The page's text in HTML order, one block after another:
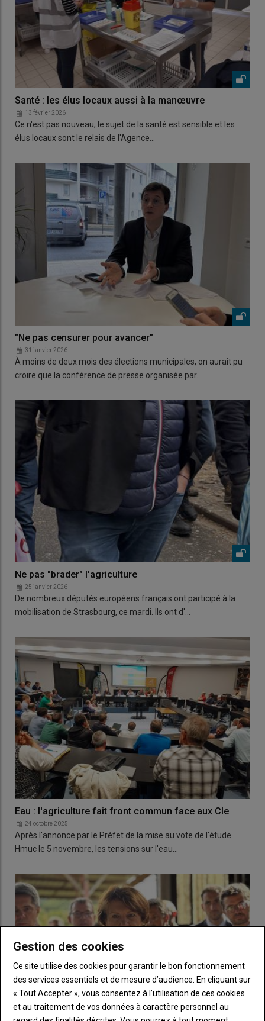
Santé : les élus locaux aussi à la manœuvre
13 février 2026
Ce n'est pas nouveau, le sujet de la santé est sensible et les
élus locaux sont le relais de l'Agence…
"Ne pas censurer pour avancer"
31 janvier 2026
À moins de deux mois des élections municipales, on aurait pu
croire que la conférence de presse organisée par…
Ne pas "brader" l'agriculture
25 janvier 2026
De nombreux députés européens français ont participé à la
mobilisation de Strasbourg, ce mardi. Ils ont d'…
Eau : l'agriculture fait front commun face aux Cle
24 octobre 2025
Après l'annonce par le Préfet de la mise au vote de l'étude
Hmuc le 5 novembre, les tensions sur l'eau…
Gestion des cookies
Ce site utilise des cookies pour garantir le bon fonctionnement
des services essentiels et de mesure d’audience. En cliquant sur
« Tout Accepter », vous consentez à l’utilisation de ces cookies
et au traitement de vos données à caractère personnel au